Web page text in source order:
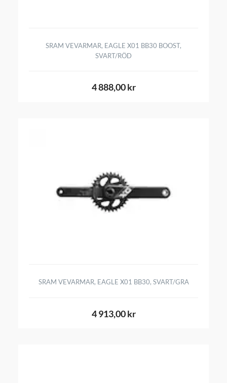
SRAM VEVARMAR, EAGLE X01 BB30 BOOST,
SVART/RÖD
4 888,00 kr
SRAM VEVARMAR, EAGLE X01 BB30, SVART/GRA
4 913,00 kr